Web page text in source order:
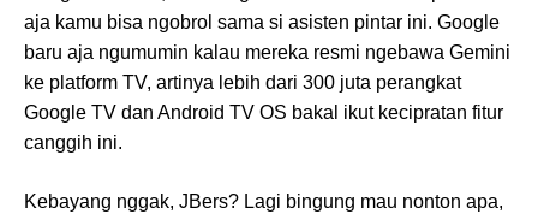
aja kamu bisa ngobrol sama si asisten pintar ini. Google
baru aja ngumumin kalau mereka resmi ngebawa Gemini
ke platform TV, artinya lebih dari 300 juta perangkat
Google TV dan Android TV OS bakal ikut kecipratan fitur
canggih ini.
Kebayang nggak, JBers? Lagi bingung mau nonton apa,